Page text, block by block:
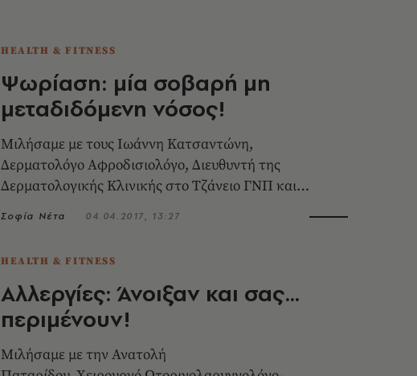
HEALTH & FITNESS
Ψωρίαση: μία σοβαρή μη
μεταδιδόμενη νόσος!
Μιλήσαμε με τους Ιωάννη Κατσαντώνη,
Δερματολόγο Αφροδισιολόγο, Διευθυντή της
Δερματολογικής Κλινικής στο Τζάνειο ΓΝΠ και
Αφροδισιολόγο στο Τζάνειο ΓΝΠ
Σοφία Νέτα 04.04.2017, 13:27
HEALTH & FITNESS
Αλλεργίες: Άνοιξαν και σας…
περιμένουν!
Μιλήσαμε με την Ανατολή